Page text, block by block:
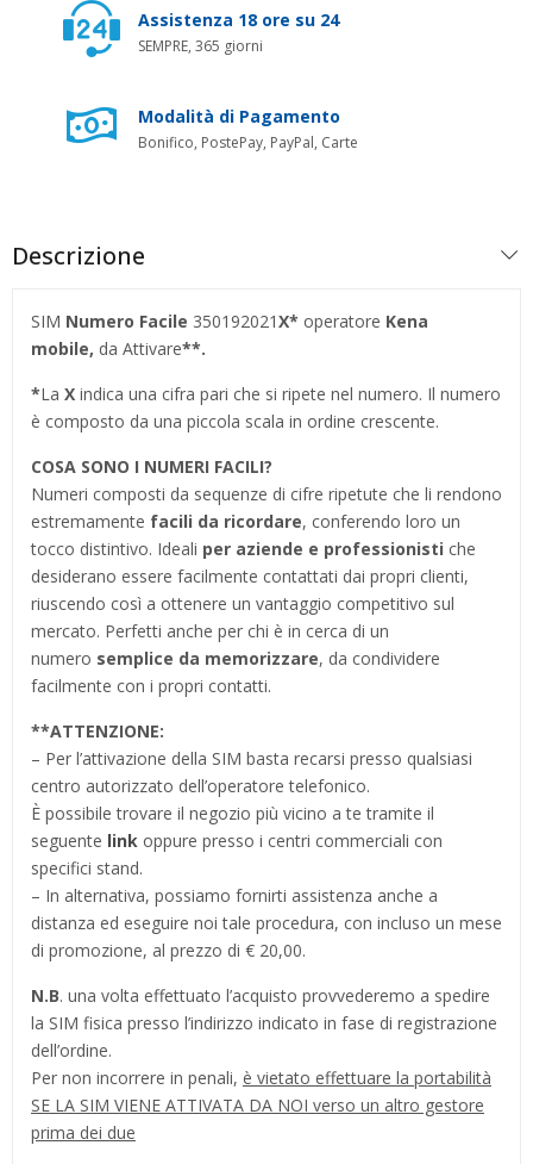
Assistenza 18 ore su 24
SEMPRE, 365 giorni
Modalità di Pagamento
Bonifico, PostePay, PayPal, Carte
Descrizione
SIM Numero Facile 350192021X* operatore Kena
mobile, da Attivare**.
*La X indica una cifra pari che si ripete nel numero. Il numero
è composto da una piccola scala in ordine crescente.
COSA SONO I NUMERI FACILI?
Numeri composti da sequenze di cifre ripetute che li rendono
estremamente facili da ricordare, conferendo loro un
tocco distintivo. Ideali per aziende e professionisti che
desiderano essere facilmente contattati dai propri clienti,
riuscendo così a ottenere un vantaggio competitivo sul
mercato. Perfetti anche per chi è in cerca di un
numero semplice da memorizzare, da condividere
facilmente con i propri contatti.
**ATTENZIONE:
– Per l’attivazione della SIM basta recarsi presso qualsiasi
centro autorizzato dell’operatore telefonico.
È possibile trovare il negozio più vicino a te tramite il
seguente link oppure presso i centri commerciali con
specifici stand.
– In alternativa, possiamo fornirti assistenza anche a
distanza ed eseguire noi tale procedura, con incluso un mese
di promozione, al prezzo di € 20,00.
N.B. una volta effettuato l’acquisto provvederemo a spedire
la SIM fisica presso l’indirizzo indicato in fase di registrazione
dell’ordine.
Per non incorrere in penali, è vietato effettuare la portabilità
SE LA SIM VIENE ATTIVATA DA NOI verso un altro gestore
prima dei due